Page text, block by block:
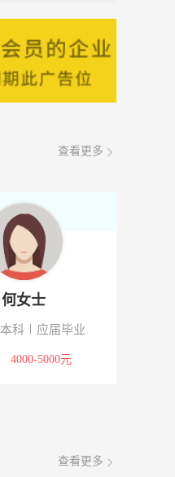
08-08
08-08
08-08
08-08
08-08
08-08
查看更多
何女士
本科 应届毕业
4000-5000元
查看更多